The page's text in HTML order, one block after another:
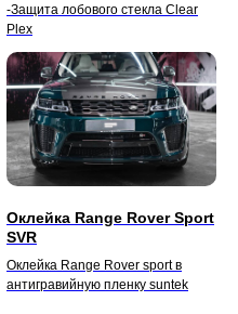
-Защита лобового стекла Clear
Plex
Оклейка Range Rover Sport
SVR
Оклейка Range Rover sport в
антигравийную пленку suntek